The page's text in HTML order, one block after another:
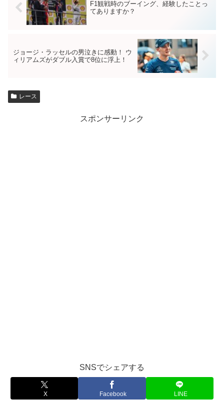
F1観戦時のブーイング、経験したことっ
てありますか？
ジョージ・ラッセルの男泣きに感動！ ウ
ィリアムズがダブル入賞で8位に浮上！
レース
スポンサーリンク
SNSでシェアする
X Facebook LINE